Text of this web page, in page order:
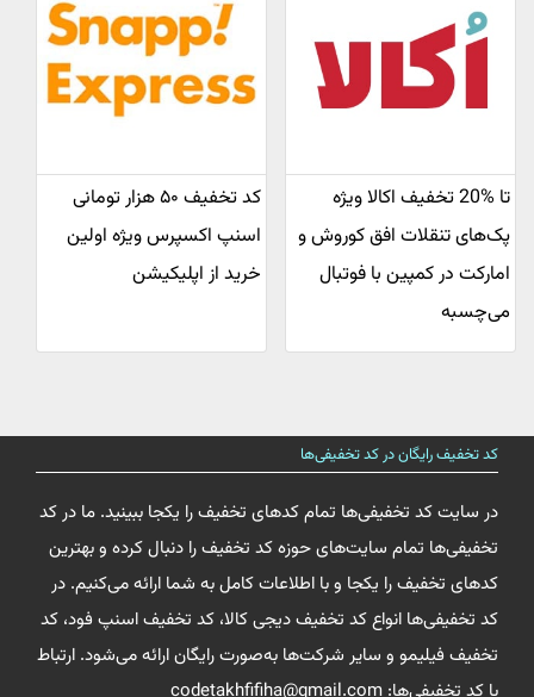
تا %20 تخفیف اکالا ویژه
پک‌های تنقلات افق کوروش و
امارکت در کمپین با فوتبال
می‌چسبه
کد تخفیف ۵۰ هزار تومانی
اسنپ اکسپرس ویژه اولین
خرید از اپلیکیشن
کد تخفیف رایگان در کد تخفیفی‌ها
در سایت کد تخفیفی‌ها تمام کدهای تخفیف را یکجا ببینید. ما در کد
تخفیفی‌ها تمام سایت‌های حوزه کد تخفیف را دنبال کرده و بهترین
کدهای تخفیف را یکجا و با اطلاعات کامل به شما ارائه می‌کنیم. در
کد تخفیفی‌ها انواع کد تخفیف دیجی کالا، کد تخفیف اسنپ فود، کد
تخفیف فیلیمو و سایر شرکت‌ها به‌صورت رایگان ارائه می‌شود. ارتباط
با کد تخفیفی‌ها: codetakhfifiha@gmail.com